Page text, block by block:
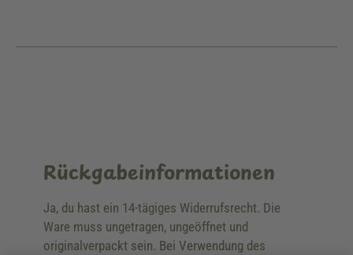
Rückgabeinformationen
Ja, du hast ein 14-tägiges Widerrufsrecht. Die
Ware muss ungetragen, ungeöffnet und
originalverpackt sein. Bei Verwendung des